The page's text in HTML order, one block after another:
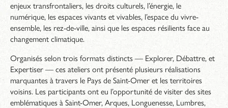
enjeux transfrontaliers, les droits culturels, l’énergie, le
numérique, les espaces vivants et vivables, l’espace du vivre-
ensemble, les rez-de-ville, ainsi que les espaces résilients face au
changement climatique.
Organisés selon trois formats distincts — Explorer, Débattre, et
Expertiser — ces ateliers ont présenté plusieurs réalisations
marquantes à travers le Pays de Saint-Omer et les territoires
voisins. Les participants ont eu l’opportunité de visiter des sites
emblématiques à Saint-Omer, Arques, Longuenesse, Lumbres,